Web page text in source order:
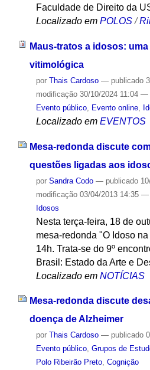
Faculdade de Direito da
Localizado em POLOS /
Maus-tratos a idosos:
vitimológica
por Thais Cardoso — publicado
modificação30/10/2024 11:04 —
Evento público, Evento online,
Localizado em EVENTOS
Mesa-redonda discute
questões ligadas aos
por Sandra Codo — publicado
modificação03/04/2013 14:35 —
Idosos
Nesta terça-feira, 18 de
mesa-redonda "O Idoso
14h. Trata-se do 9º
Brasil: Estado da Arte e
Localizado em NOTÍCIAS
Mesa-redonda discute
doença de Alzheimer
por Thais Cardoso — publicado
Evento público, Grupos de
Polo Ribeirão Preto, Cognição